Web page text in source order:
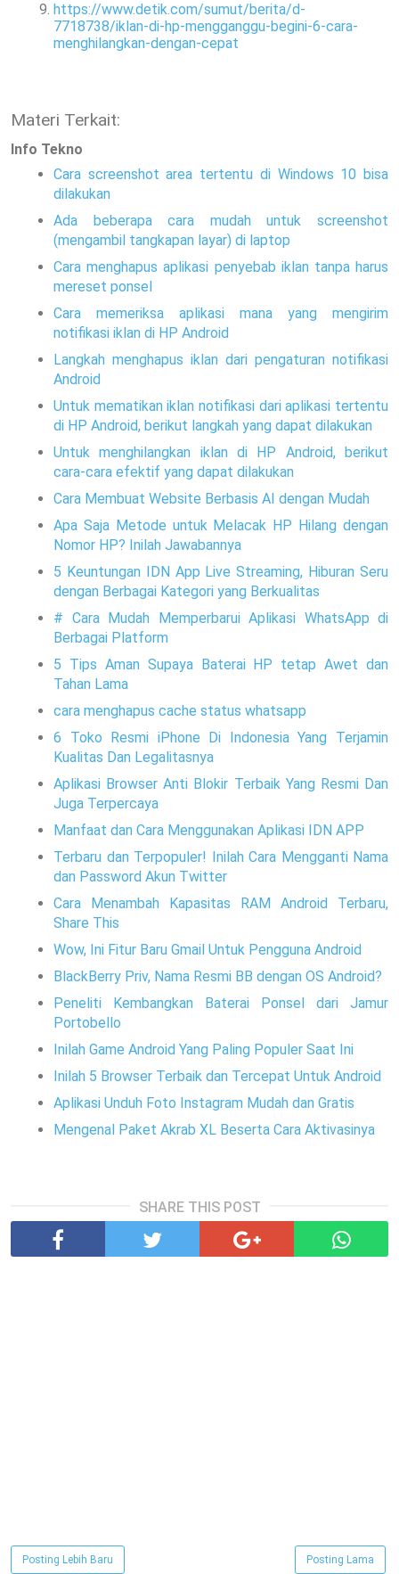
https://www.detik.com/sumut/berita/d-
7718738/iklan-di-hp-mengganggu-begini-6-cara-
menghilangkan-dengan-cepat
Materi Terkait:
Info Tekno
Cara screenshot area tertentu di Windows 10 bisa
dilakukan
Ada beberapa cara mudah untuk screenshot
(mengambil tangkapan layar) di laptop
Cara menghapus aplikasi penyebab iklan tanpa harus
mereset ponsel
Cara memeriksa aplikasi mana yang mengirim
notifikasi iklan di HP Android
Langkah menghapus iklan dari pengaturan notifikasi
Android
Untuk mematikan iklan notifikasi dari aplikasi tertentu
di HP Android, berikut langkah yang dapat dilakukan
Untuk menghilangkan iklan di HP Android, berikut
cara-cara efektif yang dapat dilakukan
Cara Membuat Website Berbasis AI dengan Mudah
Apa Saja Metode untuk Melacak HP Hilang dengan
Nomor HP? Inilah Jawabannya
5 Keuntungan IDN App Live Streaming, Hiburan Seru
dengan Berbagai Kategori yang Berkualitas
# Cara Mudah Memperbarui Aplikasi WhatsApp di
Berbagai Platform
5 Tips Aman Supaya Baterai HP tetap Awet dan
Tahan Lama
cara menghapus cache status whatsapp
6 Toko Resmi iPhone Di Indonesia Yang Terjamin
Kualitas Dan Legalitasnya
Aplikasi Browser Anti Blokir Terbaik Yang Resmi Dan
Juga Terpercaya
Manfaat dan Cara Menggunakan Aplikasi IDN APP
Terbaru dan Terpopuler! Inilah Cara Mengganti Nama
dan Password Akun Twitter
Cara Menambah Kapasitas RAM Android Terbaru,
Share This
Wow, Ini Fitur Baru Gmail Untuk Pengguna Android
BlackBerry Priv, Nama Resmi BB dengan OS Android?
Peneliti Kembangkan Baterai Ponsel dari Jamur
Portobello
Inilah Game Android Yang Paling Populer Saat Ini
Inilah 5 Browser Terbaik dan Tercepat Untuk Android
Aplikasi Unduh Foto Instagram Mudah dan Gratis
Mengenal Paket Akrab XL Beserta Cara Aktivasinya
SHARE THIS POST
Posting Lebih Baru Posting Lama